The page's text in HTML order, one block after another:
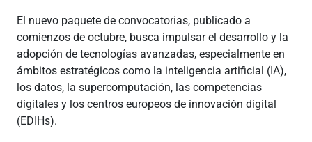
El nuevo paquete de convocatorias, publicado a
comienzos de octubre, busca impulsar el desarrollo y la
adopción de tecnologías avanzadas, especialmente en
ámbitos estratégicos como la inteligencia artificial (IA),
los datos, la supercomputación, las competencias
digitales y los centros europeos de innovación digital
(EDIHs).